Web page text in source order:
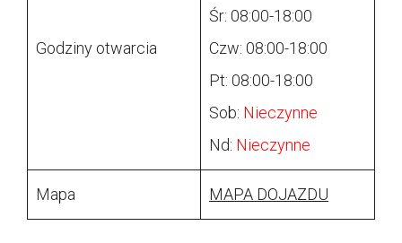
Godziny otwarcia
Śr: 08:00-18:00
Czw: 08:00-18:00
Pt: 08:00-18:00
Sob: Nieczynne
Nd: Nieczynne
Mapa MAPA DOJAZDU